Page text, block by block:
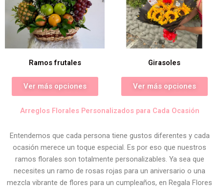
Ramos frutales
Ver más opciones
Girasoles
Ver más opciones
Arreglos Florales Personalizados para Cada Ocasión
Entendemos que cada persona tiene gustos diferentes y cada
ocasión merece un toque especial. Es por eso que nuestros
ramos florales son totalmente personalizables. Ya sea que
necesites un ramo de rosas rojas para un aniversario o una
mezcla vibrante de flores para un cumpleaños, en Regala Flores